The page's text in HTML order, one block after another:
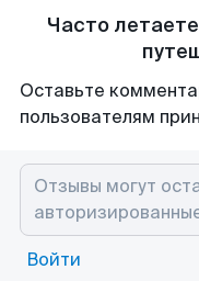
Часто
Оставьте
пользователям
Войти